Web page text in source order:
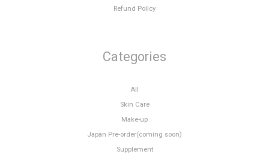
Refund Policy
Categories
All
Skin Care
Make-up
Japan Pre-order(coming soon)
Supplement